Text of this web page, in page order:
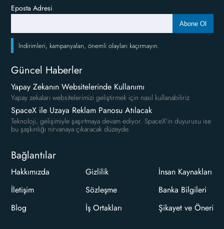
Eposta Adresi
Abone Ol
İndirimleri, kampanyaları, önemli olayları kaçırmayın.
Güncel Haberler
Yapay Zekanın Websitelerinde Kullanımı
Yapay zekaları websitelerimizi geliştirmek için nasıl kullanabiliriz
SpaceX ile Uzaya Reklam Panosu Atılacak
Teknoloji, gelişimiyle şaşırtmaya devam ediyor. SpaceX'in duyurusu ise
bu şaşkınlığı nirvanaya çıkaracak düzeyde.
Bağlantılar
Hakkımızda
İletişim
Blog
Gizlilik
Sözleşme
İş Ortakları
İnsan Kaynakları
Banka Bilgileri
Şikayet ve Öneri